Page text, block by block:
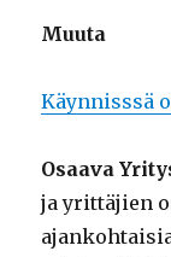
Muuta
Käynnisssä
Osaava
ja yrittäjien